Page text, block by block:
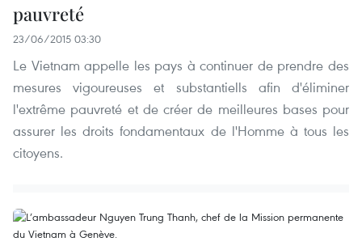
pauvreté
23/06/2015 03:30
Le Vietnam appelle les pays à continuer de prendre des
mesures vigoureuses et substantiells afin d'éliminer
l'extrême pauvreté et de créer de meilleures bases pour
assurer les droits fondamentaux de l'Homme à tous les
citoyens.